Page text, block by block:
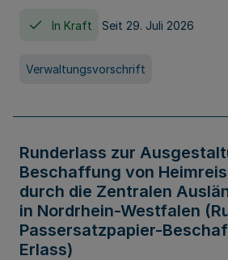
In Kraft Seit 29. Juli 2026
Verwaltungsvorschrift
Runderlass zur
Beschaffung von
durch die Zentralen
in Nordrhein-Westfalen
Passersatzpapier-
Erlass)